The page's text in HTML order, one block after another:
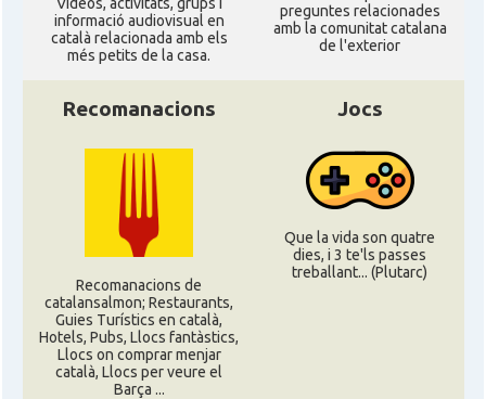
informació audiovisual en
català relacionada amb els
més petits de la casa.
preguntes relacionades
amb la comunitat catalana
de l'exterior
Recomanacions
Recomanacions de
catalansalmon; Restaurants,
Guies Turístics en català,
Hotels, Pubs, Llocs fantàstics,
Llocs on comprar menjar
català, Llocs per veure el
Barça ...
Jocs
Que la vida son quatre
dies, i 3 te'ls passes
treballant... (Plutarc)